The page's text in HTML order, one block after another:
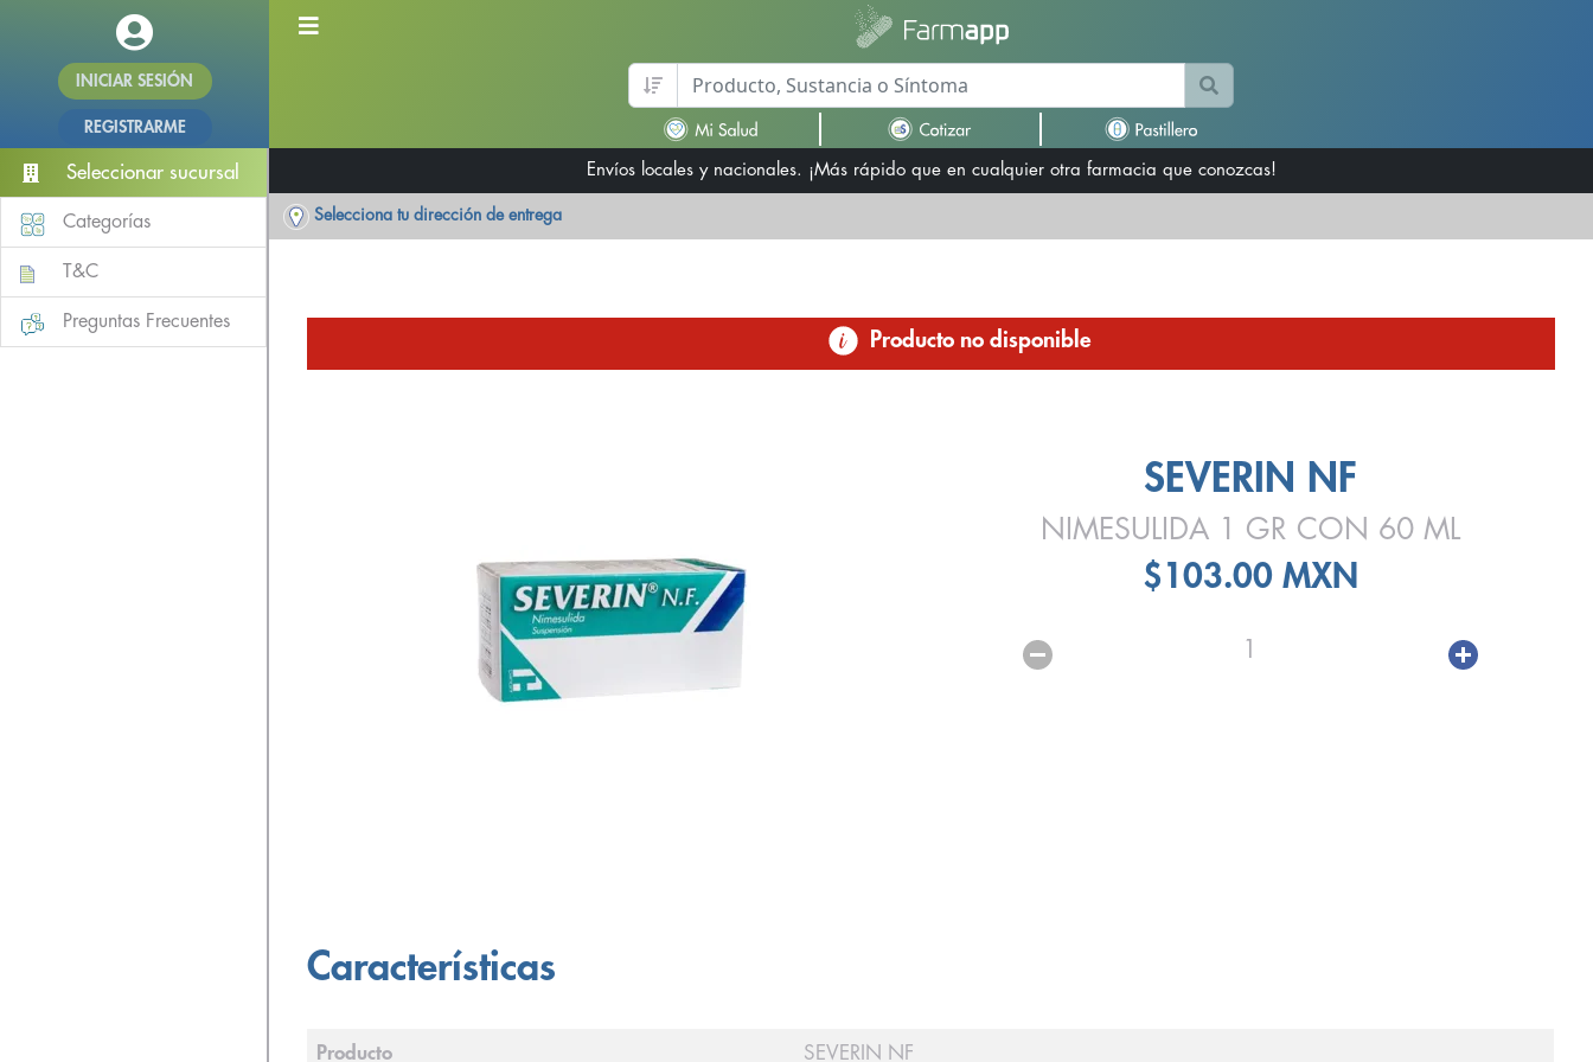
INICIAR SESIÓN
REGISTRARME
Seleccionar sucursal
Categorías
T&C
Preguntas Frecuentes
Envíos locales y nacionales. ¡Más rápido que en cualquier otra farmacia que conozcas!
Selecciona tu dirección de entrega
Producto no disponible
SEVERIN NF
NIMESULIDA 1 GR CON 60 ML
$103.00 MXN
1
Características
Producto SEVERIN NF